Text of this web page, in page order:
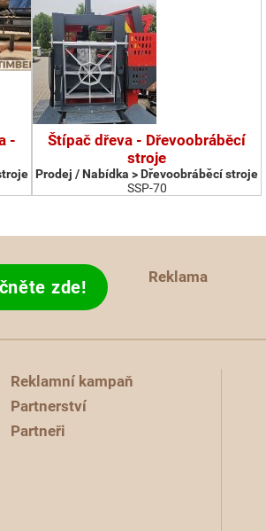
-
Štípač dřeva - Dřevoobráběcí
stroje
Prodej / Nabídka > Dřevoobráběcí stroje
SSP-70
zde! Reklama
Reklamní kampaň
Partnerství
Partneři